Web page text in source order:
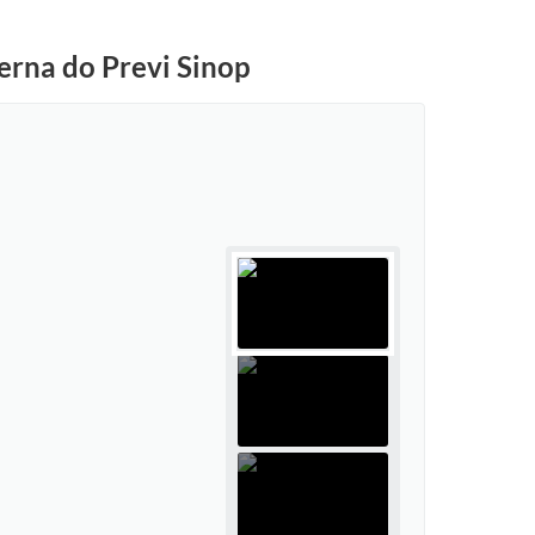
do Previ Sinop